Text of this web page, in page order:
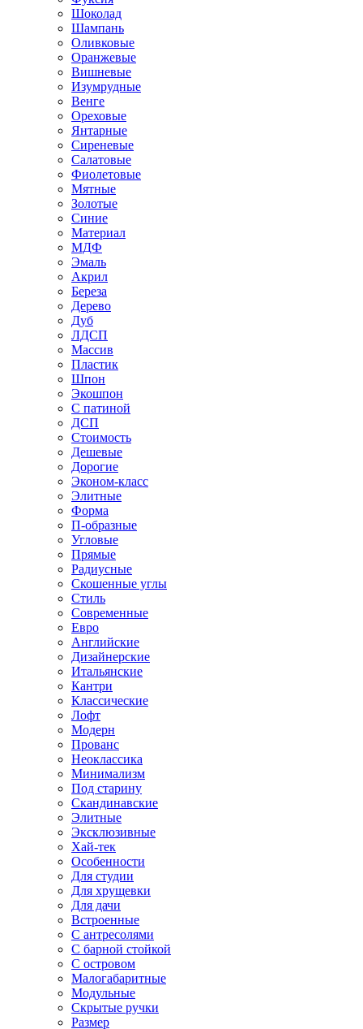
Шоколад
Шампань
Оливковые
Оранжевые
Вишневые
Изумрудные
Венге
Ореховые
Янтарные
Сиреневые
Салатовые
Фиолетовые
Мятные
Золотые
Синие
Материал
МДФ
Эмаль
Акрил
Береза
Дерево
Дуб
ЛДСП
Массив
Пластик
Шпон
Экошпон
С патиной
ДСП
Стоимость
Дешевые
Дорогие
Эконом-класс
Элитные
Форма
П-образные
Угловые
Прямые
Радиусные
Скошенные углы
Стиль
Современные
Евро
Английские
Дизайнерские
Итальянские
Кантри
Классические
Лофт
Модерн
Прованс
Неоклассика
Минимализм
Под старину
Скандинавские
Элитные
Эксклюзивные
Хай-тек
Особенности
Для студии
Для хрущевки
Для дачи
Встроенные
С антресолями
С барной стойкой
С островом
Малогабаритные
Модульные
Скрытые ручки
Размер